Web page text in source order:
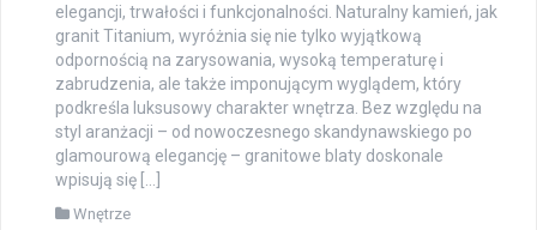
elegancji, trwałości i funkcjonalności. Naturalny kamień, jak
granit Titanium, wyróżnia się nie tylko wyjątkową
odpornością na zarysowania, wysoką temperaturę i
zabrudzenia, ale także imponującym wyglądem, który
podkreśla luksusowy charakter wnętrza. Bez względu na
styl aranżacji – od nowoczesnego skandynawskiego po
glamourową elegancję – granitowe blaty doskonale
wpisują się […]
Wnętrze